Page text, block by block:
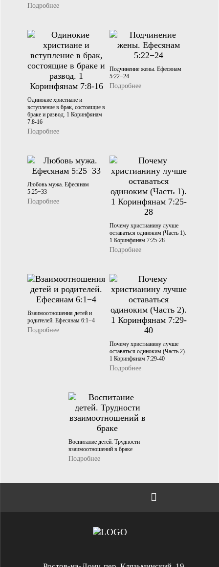
Подробнее
Одинокие христиане и
вступление в брак, состоящие в
браке и развод. 1 Коринфянам
7:8-16
Подробнее
Подчинение жены. Ефесянам
5:22−24
Подробнее
Любовь мужа. Ефесянам
5:25−33
Подробнее
Почему христианину лучше
оставаться одиноким (Часть 1).
1 Коринфянам 7:25-28
Подробнее
Взаимоотношения детей и
родителей. Ефесянам 6:1−4
Подробнее
Почему христианину лучше
оставаться одиноким (Часть 2).
1 Коринфянам 7:29-40
Подробнее
Воспитание детей. Трудности
взаимоотношений в браке
Подробнее